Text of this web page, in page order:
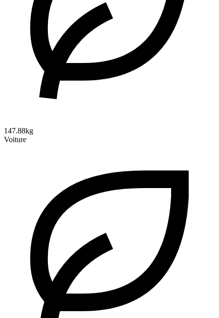
147.88kg
Voiture